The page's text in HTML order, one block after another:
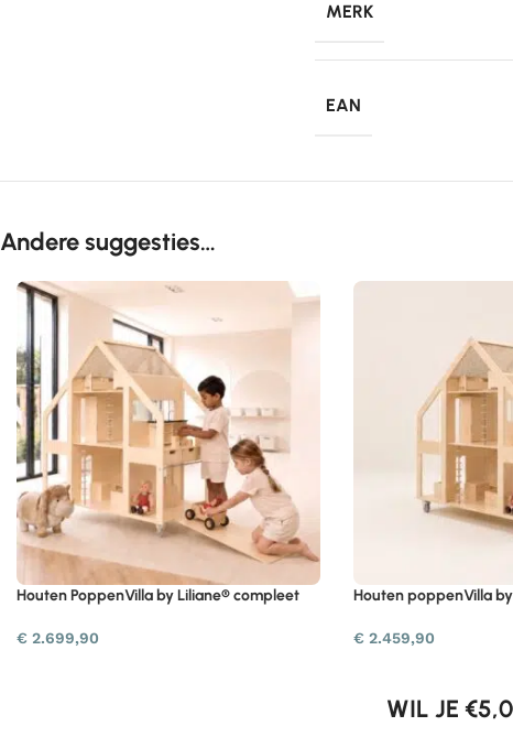
MERK
EAN
Andere suggesties…
Houten PoppenVilla by Liliane® compleet
€ 2.699,90
Houten poppenVilla
€ 2.459,90
WIL JE